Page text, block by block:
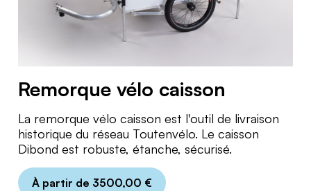
Remorque vélo caisson
La remorque vélo caisson est l'outil de livraison
historique du réseau Toutenvélo. Le caisson
Dibond est robuste, étanche, sécurisé.
À partir de 3500,00 €